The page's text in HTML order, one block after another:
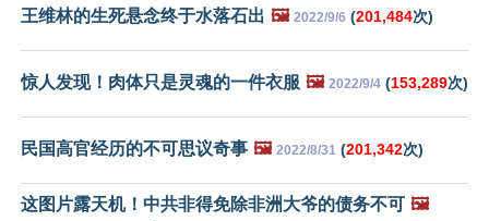
王维林的生死悬念终于水落石出 🖼️ 2022/9/6 (201,484次)
惊人发现！肉体只是灵魂的一件衣服 🖼️ 2022/9/4 (153,289次)
民国高官经历的不可思议奇事 🖼️ 2022/8/31 (201,342次)
这图片露天机！中共非得免除非洲大爷的债务不可 🖼️